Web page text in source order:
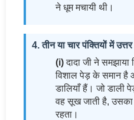
ने धूम मचायी थी।
4. तीन या चार पंक्तियों में
(i)दादा जी ने समझाया
विशाल पेड़ के समान
डालियाँ हैं। जो डाली
वह सूख जाती है, उसका
रहता।